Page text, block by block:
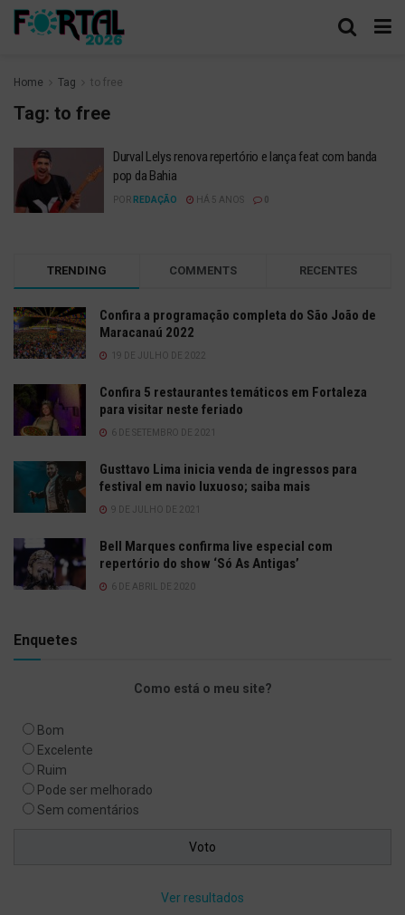
Home Tag to free
Tag: to free
Durval Lelys renova repertório e lança feat com banda
pop da Bahia
POR REDAÇÃO HÁ 5 ANOS
TRENDING COMMENTS RECENTES
Confira a programação completa do São João de
Maracanaú 2022
19 DE JULHO DE 2022
Confira 5 restaurantes temáticos em Fortaleza
para visitar neste feriado
6 DE SETEMBRO DE 2021
Gusttavo Lima inicia venda de ingressos para
festival em navio luxuoso; saiba mais
9 DE JULHO DE 2021
Bell Marques confirma live especial com
repertório do show ‘Só As Antigas’
6 DE ABRIL DE 2020
Enquetes
Como está o meu site?
Bom
Excelente
Ruim
Pode ser melhorado
Sem comentários
Ver resultados